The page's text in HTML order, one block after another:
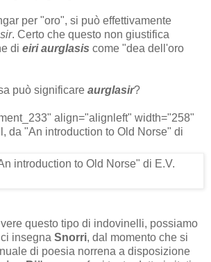
per "oro", si può effettivamente
. Certo che questo non giustifica
di eiriaurglasis come "dea dell'oro
può significare aurglasir?
align="alignleft" width="258"
da "An introduction to Old Norse" di
questo tipo di indovinelli, possiamo
insegna Snorri, dal momento che si
di poesia norrena a disposizione